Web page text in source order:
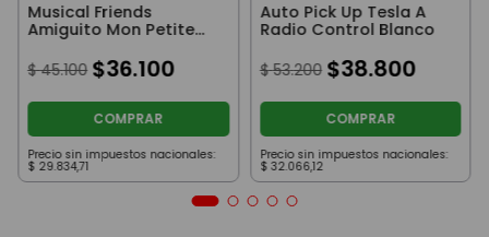
Musical Friends
Amiguito Mon Petite
$ 45.100 $36.100
COMPRAR
Precio sin impuestos nacionales:
$ 29.834,71
Auto Pick Up Tesla A
Radio Control Blanco
$ 53.200 $38.800
COMPRAR
Precio sin impuestos nacionales:
$ 32.066,12